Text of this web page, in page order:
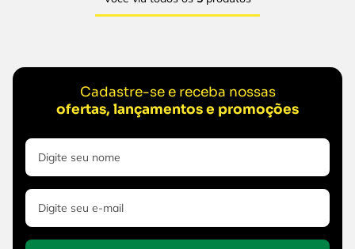
Cadastre-se e receba nossas
ofertas, lançamentos e promoções